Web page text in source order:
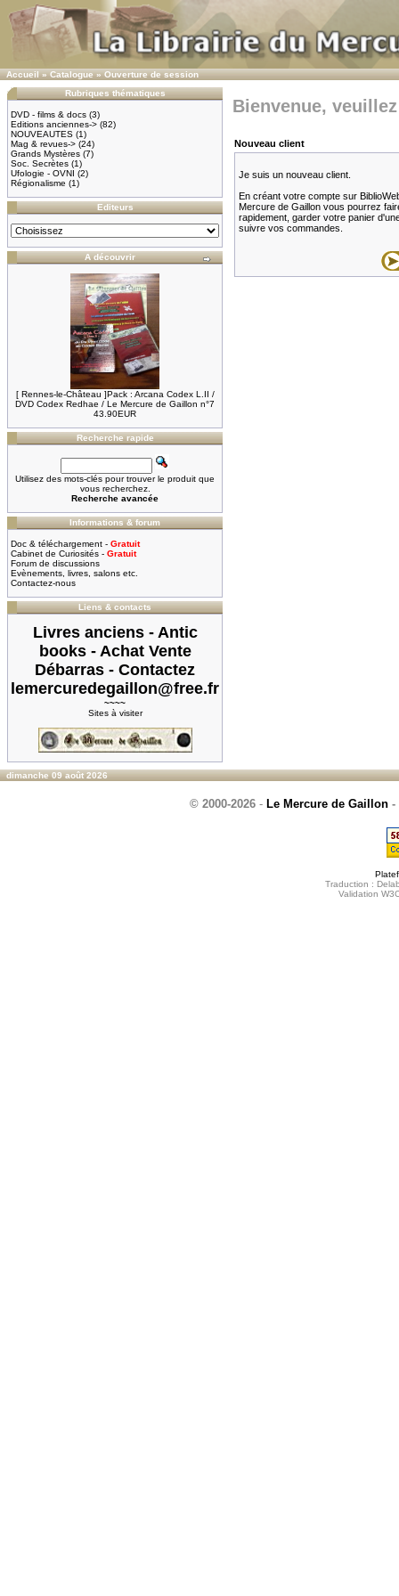
Accueil»Catalogue»Ouverture de session
Rubriques thématiques
DVD - films & docs (3)
Editions anciennes-> (82)
NOUVEAUTES (1)
Mag & revues-> (24)
Grands Mystères (7)
Soc. Secrètes (1)
Ufologie - OVNI (2)
Régionalisme (1)
Editeurs
A découvrir
[ Rennes-le-Château ]Pack : Arcana Codex L.II /
DVD Codex Redhae / Le Mercure de Gaillon n°7
43.90EUR
Recherche rapide
Utilisez des mots-clés pour trouver le produit que
vous recherchez.
Recherche avancée
Informations & forum
Doc & téléchargement - Gratuit
Cabinet de Curiosités - Gratuit
Forum de discussions
Evènements, livres, salons etc.
Contactez-nous
Liens & contacts
Livres anciens - Antic
books - Achat Vente
Débarras - Contactez
lemercuredegaillon@free.fr
~~~~
Sites à visiter
Bienvenue,
Nouveau client
Je suis un nouveau client.
En créant votre compte sur
Mercure de Gaillon vous pourrez
rapidement, garder votre panier
suivre vos commandes.
dimanche 09 août 2026
© 2000-2026 - Le Mercure de Gaillon -
Traduction :
Validation